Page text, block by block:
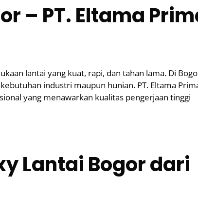
– PT. Eltama
lantai yang kuat, rapi, dan tahan lama. Di
industri maupun hunian. PT. Eltama
yang menawarkan kualitas pengerjaan tinggi
Lantai Bogor dari